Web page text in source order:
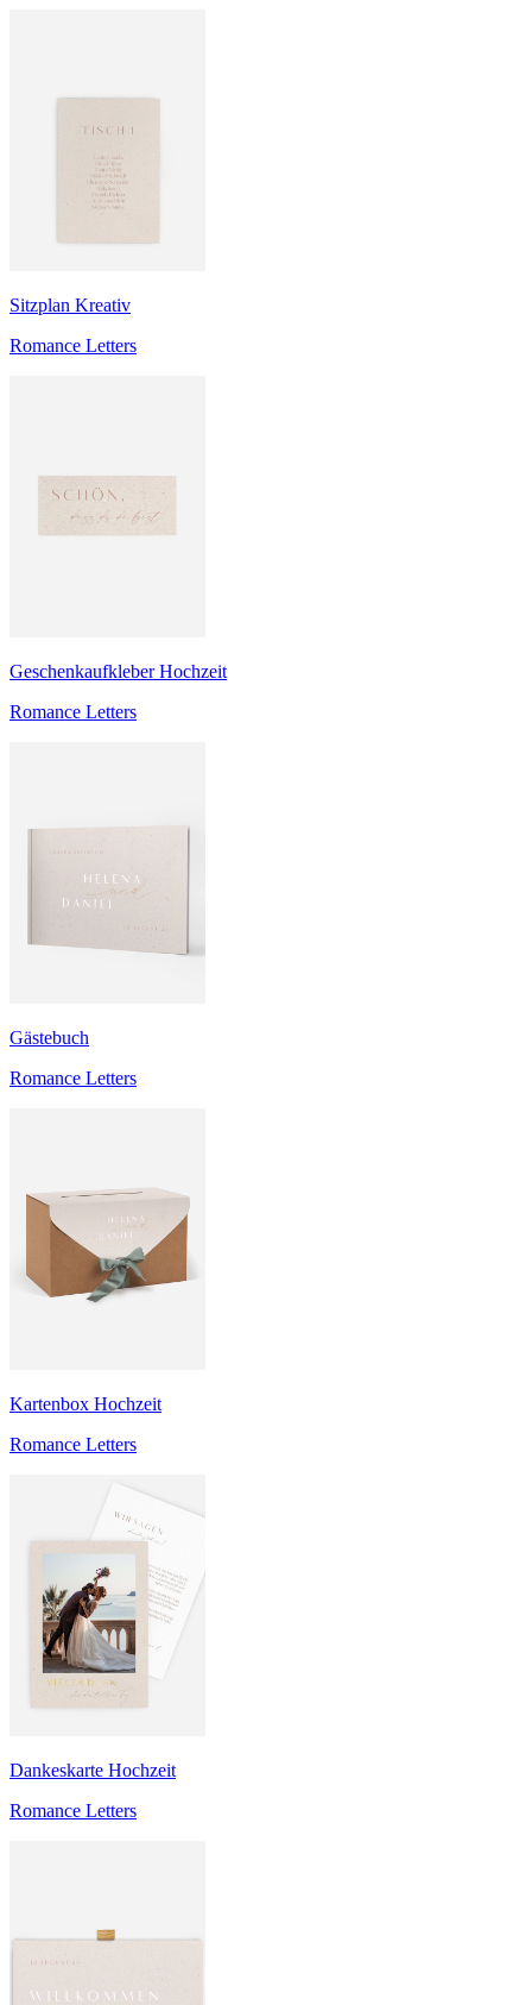
Sitzplan Kreativ
Romance Letters
Geschenkaufkleber Hochzeit
Romance Letters
Gästebuch
Romance Letters
Kartenbox Hochzeit
Romance Letters
Dankeskarte Hochzeit
Romance Letters